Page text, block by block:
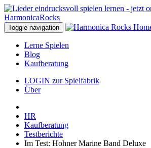
Toggle navigation
Lerne Spielen
Blog
Kaufberatung
LOGIN zur Spielfabrik
Über
HR
Kaufberatung
Testberichte
Im Test: Hohner Marine Band Deluxe